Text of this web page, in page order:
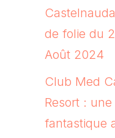
de folie du
Août 2024
Club Med
Resort :
fantastique